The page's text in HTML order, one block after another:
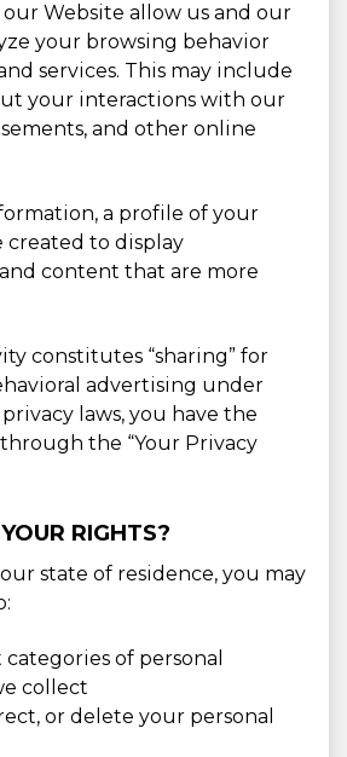
Website allow us and our
your browsing behavior
services. This may include
your interactions with our
and other online
a profile of your
created to display
content that are more
constitutes “sharing” for
advertising under
laws, you have the
the “Your Privacy
RIGHTS?
state of residence, you may
of personal
collect
or delete your personal